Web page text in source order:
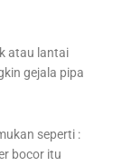
atau lantai
gejala pipa
seperti :
bocor itu